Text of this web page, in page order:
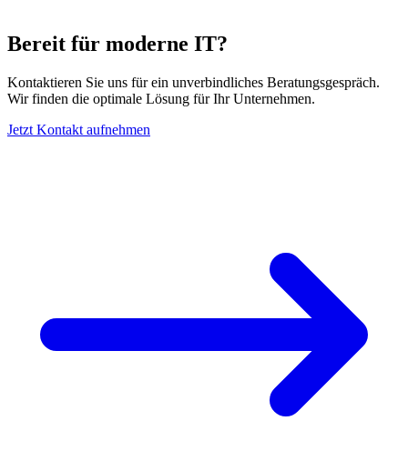
Bereit für moderne IT?
Kontaktieren Sie uns für ein unverbindliches Beratungsgespräch.
Wir finden die optimale Lösung für Ihr Unternehmen.
Jetzt Kontakt aufnehmen